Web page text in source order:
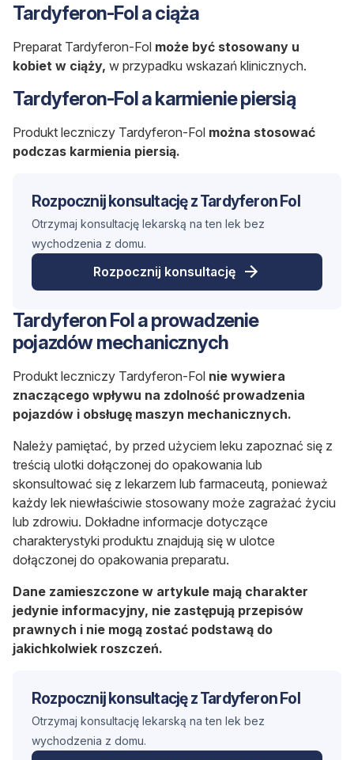
Tardyferon-Fol a ciąża
Preparat Tardyferon-Fol może być stosowany u
kobiet w ciąży, w przypadku wskazań klinicznych.
Tardyferon-Fol a karmienie piersią
Produkt leczniczy Tardyferon-Fol można stosować
podczas karmienia piersią.
Rozpocznij konsultację z Tardyferon Fol
Otrzymaj konsultację lekarską na ten lek bez
wychodzenia z domu.
Rozpocznij konsultację
Tardyferon Fol a prowadzenie
pojazdów mechanicznych
Produkt leczniczy Tardyferon-Fol nie wywiera
znaczącego wpływu na zdolność prowadzenia
pojazdów i obsługę maszyn mechanicznych.
Należy pamiętać, by przed użyciem leku zapoznać się z
treścią ulotki dołączonej do opakowania lub
skonsultować się z lekarzem lub farmaceutą, ponieważ
każdy lek niewłaściwie stosowany może zagrażać życiu
lub zdrowiu. Dokładne informacje dotyczące
charakterystyki produktu znajdują się w ulotce
dołączonej do opakowania preparatu.
Dane zamieszczone w artykule mają charakter
jedynie informacyjny, nie zastępują przepisów
prawnych i nie mogą zostać podstawą do
jakichkolwiek roszczeń.
Rozpocznij konsultację z Tardyferon Fol
Otrzymaj konsultację lekarską na ten lek bez
wychodzenia z domu.